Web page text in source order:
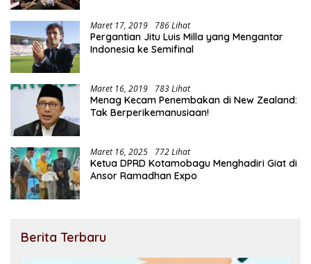
Maret 17, 2019 786 Lihat
Pergantian Jitu Luis Milla yang Mengantar
Indonesia ke Semifinal
Maret 16, 2019 783 Lihat
Menag Kecam Penembakan di New Zealand:
Tak Berperikemanusiaan!
Maret 16, 2025 772 Lihat
Ketua DPRD Kotamobagu Menghadiri Giat di
Ansor Ramadhan Expo
Berita Terbaru